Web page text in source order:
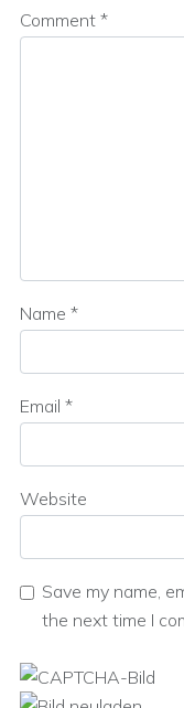
Comment *
Name *
Email *
Website
Save my name,
the next time I